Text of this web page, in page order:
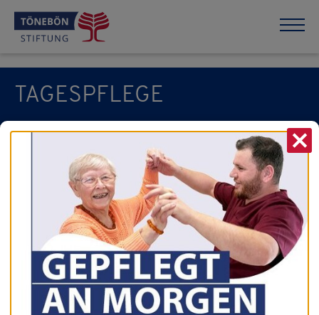
TAGESPFLEGE
vorherige News nächste News
zur Übersicht
23.01.2024
Tschüß 2023 und auf ein
Neues 2024!!!
X